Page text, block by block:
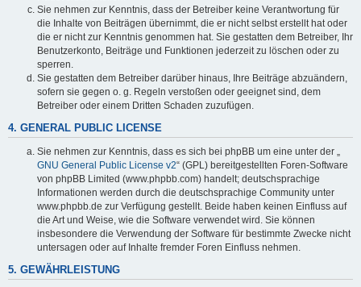
Sie nehmen zur Kenntnis, dass der Betreiber keine Verantwortung für
die Inhalte von Beiträgen übernimmt, die er nicht selbst erstellt hat oder
die er nicht zur Kenntnis genommen hat. Sie gestatten dem Betreiber, Ihr
Benutzerkonto, Beiträge und Funktionen jederzeit zu löschen oder zu
sperren.
Sie gestatten dem Betreiber darüber hinaus, Ihre Beiträge abzuändern,
sofern sie gegen o. g. Regeln verstoßen oder geeignet sind, dem
Betreiber oder einem Dritten Schaden zuzufügen.
4. GENERAL PUBLIC LICENSE
Sie nehmen zur Kenntnis, dass es sich bei phpBB um eine unter der „
GNU General Public License v2“ (GPL) bereitgestellten Foren-Software
von phpBB Limited (www.phpbb.com) handelt; deutschsprachige
Informationen werden durch die deutschsprachige Community unter
www.phpbb.de zur Verfügung gestellt. Beide haben keinen Einfluss auf
die Art und Weise, wie die Software verwendet wird. Sie können
insbesondere die Verwendung der Software für bestimmte Zwecke nicht
untersagen oder auf Inhalte fremder Foren Einfluss nehmen.
5. GEWÄHRLEISTUNG